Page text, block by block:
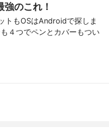
のこれ！
トもOSはAndroidで探しま
４つでペンとカバーもつい